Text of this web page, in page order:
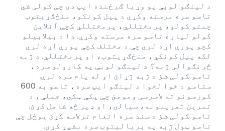
د لینګو لوبې یو وړیا ګرځنده ایپ دی چې کولی شي
تاسو سره مرسته وکړي د پیل کونکو، منځګړیتوب
چمتو کولو، پرمختللي، پرمختللي کچې آنلاین
کولو لپاره تاسو سره مرسته وکړي. دا د بیلابیلو
کچو پورې اړه لري چې د مختلف کچې پورې اړه لري
لکه پیل کونکي، منځګړیتوب، او پرمختللي. د ژبه
څرنګوالی ژبه؟ د لینګو لوبې په کارولو سره،
تاسو کولی شئ د ژبه ژړائ او له پام سره لرې.
ستاسو د خوا لخوا د لینګو ایپ سره، تاسو به 600
کورسونو ته لاسرسی ومومئ چې پکې ټکي، جملې، د
تمرین تمرینونه، سیالۍ، او ډیر څه شامل کړئ.
تاسو کولی شئ د سند سره انعام ترلاسه کړئ یوځل چې
تاسو ټول ژبه په بریالیتوب سره بشپړ کړی.